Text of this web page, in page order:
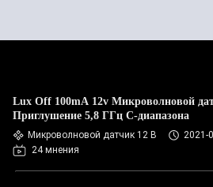
Lux Off 100mA 12v Микроволновой
Приглушение 5,8 ГГц C-диапазона
Микроволновой датчик 12 В
2021-
24 мнения